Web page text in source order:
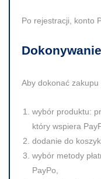
Po rejestracji, konto
Aby dokonać
wybór produktu:
który wspiera
dodanie do
wybór metody
PayPo,